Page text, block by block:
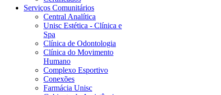
Serviços Comunitários
Central Analítica
Unisc Estética - Clínica e
Spa
Clínica de Odontologia
Clínica do Movimento
Humano
Complexo Esportivo
Conexões
Farmácia Unisc